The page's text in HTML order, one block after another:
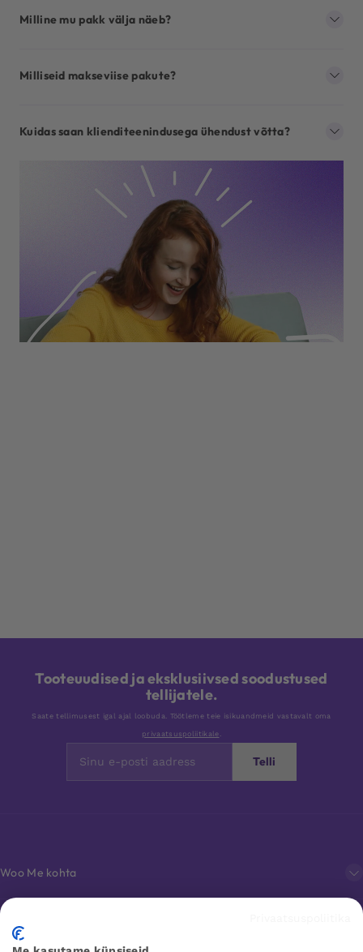
Milline mu pakk välja näeb?
Milliseid makseviise pakute?
Kuidas saan klienditeenindusega ühendust võtta?
Tooteuudised ja eksklusiivsed soodustused
tellijatele.
Saate tellimusest igal ajal loobuda. Töötleme teie isikuandmeid vastavalt oma
privaatsuspoliitikale
Telli
Woo Me kohta
Klienditeenindus